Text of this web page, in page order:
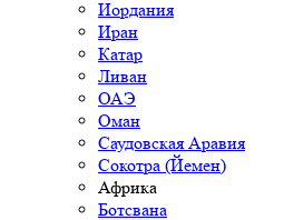
Иордания
Иран
Катар
Ливан
ОАЭ
Оман
Саудовская Аравия
Сокотра (Йемен)
Африка
Ботсвана